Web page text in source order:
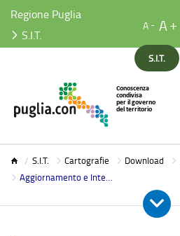
Regione Puglia
S.I.T.
A A
S.I.T.
S.I.T. Cartografie Download
Aggiornamento e Integrazione ExCasMez